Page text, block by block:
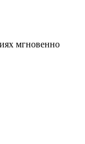
мгновенно